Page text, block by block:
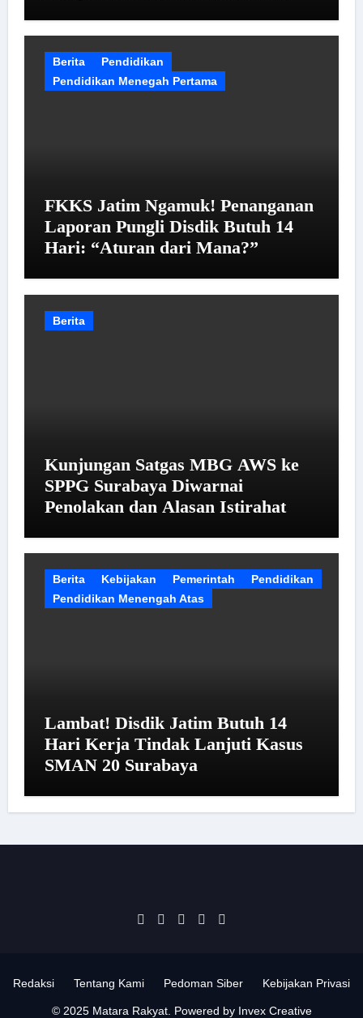
Berita
Pendidikan
Pendidikan Menegah Pertama
FKKS Jatim Ngamuk! Penanganan
Laporan Pungli Disdik Butuh 14
Hari: “Aturan dari Mana?”
Berita
Kunjungan Satgas MBG AWS ke
SPPG Surabaya Diwarnai
Penolakan dan Alasan Istirahat
Berita Kebijakan Pemerintah
Pendidikan
Pendidikan Menengah Atas
Lambat! Disdik Jatim Butuh 14
Hari Kerja Tindak Lanjuti Kasus
SMAN 20 Surabaya
Redaksi Tentang Kami Pedoman Siber Kebijakan Privasi
© 2025 Matara Rakyat. Powered by Invex Creative